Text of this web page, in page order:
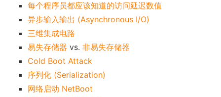
每个程序员都应该知道的访问延迟数值
异步输入输出 (Asynchronous I/O)
三维集成电路
易失存储器 vs. 非易失存储器
Cold Boot Attack
序列化 (Serialization)
网络启动 NetBoot